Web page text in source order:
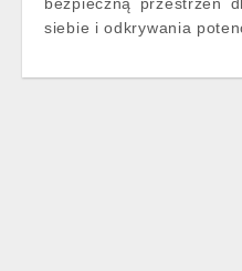
siebie i odkrywania